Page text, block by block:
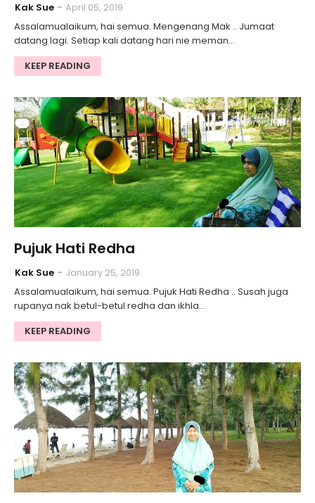
Kak Sue
April 05, 2019
Assalamualaikum, hai semua. Mengenang Mak .. Jumaat
datang lagi. Setiap kali datang hari nie meman…
KEEP READING
Pujuk Hati Redha
Kak Sue
January 25, 2019
Assalamualaikum, hai semua. Pujuk Hati Redha .. Susah juga
rupanya nak betul-betul redha dan ikhla…
KEEP READING